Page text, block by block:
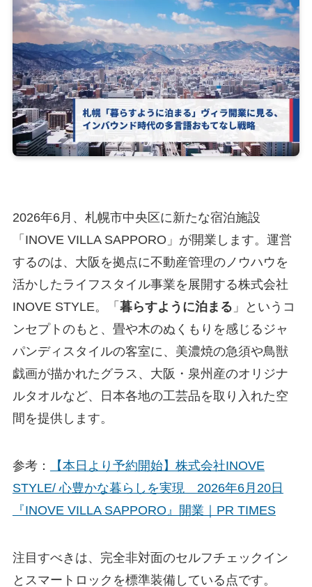
2026年6月、札幌市中央区に新たな宿泊施設
「INOVE VILLA SAPPORO」が開業します。運営
するのは、大阪を拠点に不動産管理のノウハウを
活かしたライフスタイル事業を展開する株式会社
INOVE STYLE。「 暮らすように泊まる 」というコ
ンセプトのもと、畳や木のぬくもりを感じるジャ
パンディスタイルの客室に、美濃焼の急須や鳥獣
戯画が描かれたグラス、大阪・泉州産のオリジナ
ルタオルなど、日本各地の工芸品を取り入れた空
間を提供します。
参考：
【本日より予約開始】株式会社INOVE
STYLE/ 心豊かな暮らしを実現 2026年6月20日
『INOVE VILLA SAPPORO』開業｜PR TIMES
注目すべきは、完全非対面のセルフチェックイン
とスマートロックを標準装備している点です。